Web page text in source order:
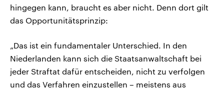
hingegen kann, braucht es aber nicht. Denn dort gilt
das Opportunitätsprinzip:
„Das ist ein fundamentaler Unterschied. In den
Niederlanden kann sich die Staatsanwaltschaft bei
jeder Straftat dafür entscheiden, nicht zu verfolgen
und das Verfahren einzustellen – meistens aus